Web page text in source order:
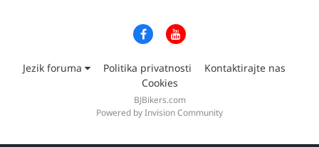
Jezik foruma Politika privatnosti
Kontaktirajte nas
Cookies
BJBikers.com
Powered by Invision Community